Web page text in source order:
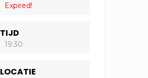
Expired!
TIJD
19:30
LOCATIE